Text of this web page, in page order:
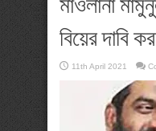
বিয়ের দাবি
11th April 2021